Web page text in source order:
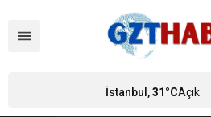
İstanbul,31°CAçık